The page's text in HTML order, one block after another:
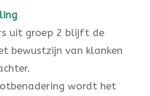
uit groep 2 blijft de
bewustzijn van klanken
wordt het